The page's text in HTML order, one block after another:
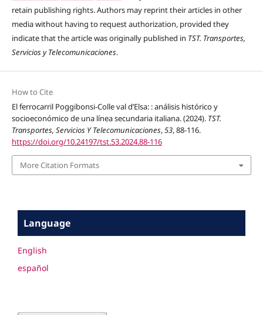
retain publishing rights. Authors may reprint their articles in other
media without having to request authorization, provided they
indicate that the article was originally published in TST. Transportes,
Servicios y Telecomunicaciones.
How to Cite
El ferrocarril Poggibonsi-Colle val d’Elsa: : análisis histórico y
socioeconómico de una línea secundaria italiana. (2024). TST.
Transportes, Servicios Y Telecomunicaciones,53, 88-116.
https://doi.org/10.24197/tst.53.2024.88-116
More Citation Formats
Language
English
español